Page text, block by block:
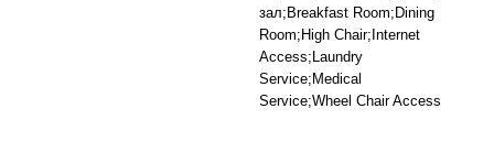
зал;Breakfast Room;Dining
Room;High Chair;Internet
Access;Laundry
Service;Medical
Service;Wheel Chair Access